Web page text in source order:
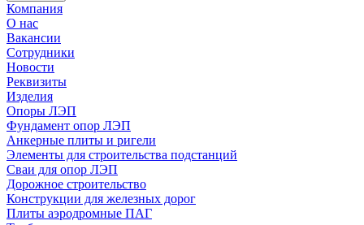
Компания
О нас
Вакансии
Сотрудники
Новости
Реквизиты
Изделия
Опоры ЛЭП
Фундамент опор ЛЭП
Анкерные плиты и ригели
Элементы для строительства подстанций
Сваи для опор ЛЭП
Дорожное строительство
Конструкции для железных дорог
Плиты аэродромные ПАГ